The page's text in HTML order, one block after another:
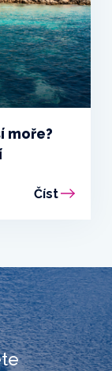
moře?
Číst